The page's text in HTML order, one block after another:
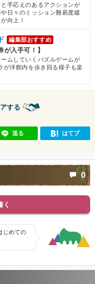
手応えのあるアクションが
日々のミッション難易度緩
向上！
編集部おすすめ
が入手可！】
ムしていくパズルゲームが
が洋館内を歩き回る様子も楽
する
送る はてブ
0
く
じめての